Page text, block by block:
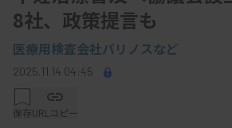
8社、政策提言も
医療用検査会社バリノスなど
2025.11.14 04:45
保存URLコピー